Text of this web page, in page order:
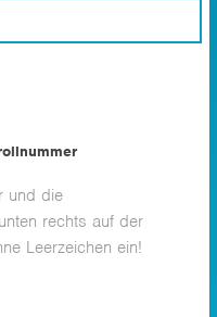
und die
rechts auf der
Leerzeichen ein!